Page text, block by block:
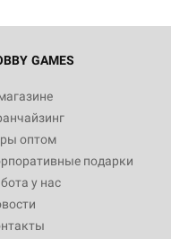
GAMES
оптом
подарки
у нас